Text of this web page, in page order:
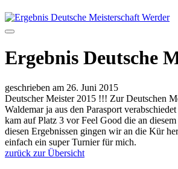
Ergebnis Deutsche
geschrieben am 26. Juni 2015
Deutscher Meister 2015 !!! Zur Deutschen
Waldemar ja aus den Parasport
kam auf Platz 3 vor Feel Good die an
diesen Ergebnissen gingen wir an die Kür
einfach ein super Turnier für mich.
zurück zur Übersicht